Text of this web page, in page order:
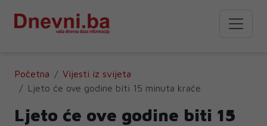
Početna
Vijesti iz svijeta
Ljeto će ove godine biti 15 minuta kraće
Ljeto će ove godine biti 15